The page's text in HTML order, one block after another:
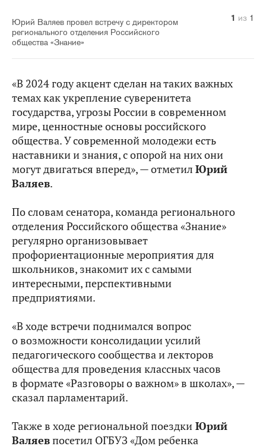
Юрий Валяев провел встречу с директором
регионального отделения Российского
общества «Знание»
1 из 1
«В 2024 году акцент сделан на таких важных
темах как укрепление суверенитета
государства, угрозы России в современном
мире, ценностные основы российского
общества. У современной молодежи есть
наставники и знания, с опорой на них они
могут двигаться вперед», — отметил Юрий
Валяев.
По словам сенатора, команда регионального
отделения Российского общества «Знание»
регулярно организовывает
профориентационные мероприятия для
школьников, знакомит их с самыми
интересными, перспективными
предприятиями.
«В ходе встречи поднимался вопрос
о возможности консолидации усилий
педагогического сообщества и лекторов
общества для проведения классных часов
в формате «Разговоры о важном» в школах», —
сказал парламентарий.
Также в ходе региональной поездки Юрий
Валяевпосетил ОГБУЗ «Дом ребенка